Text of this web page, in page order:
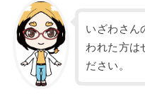
いざわさん
われた方は
ださい。